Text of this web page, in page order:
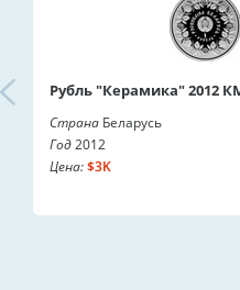
Рубль "Керамика" 2012
Страна Беларусь
Год2012
Цена:$3K